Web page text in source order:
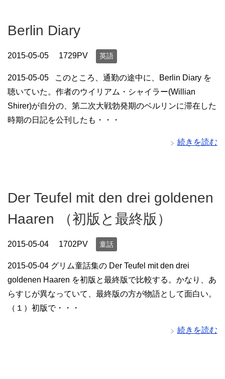
Berlin Diary
2015-05-05 1729PV 英語
2015-05-05 このところ、通勤の途中に、Berlin Diary を
聴いていた。作者のウイリアム・シャイラー(Willian
Shirer)が自分の、第二次大戦勃発期のベルリンに滞在した
時期の日記を公刊したも・・・
続きを読む
Der Teufel mit den drei goldenen
Haaren （初版と最終版）
2015-05-04 1702PV 童話
2015-05-04 グリム童話集の Der Teufel mit den drei
goldenen Haaren を初版と最終版で比較する。かなり、あ
らすじが異なっていて、最終版の方が物語として面白い。
（１）初版で・・・
続きを読む